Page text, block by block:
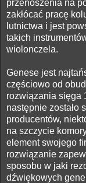
przenoszenia na
zakłócać pracę
lutnictwa i jest
takich
wiolonczela.
Genese jest
częściowo od
rozwiązania sięga
następnie zostało
producentów,
na szczycie
element swojego
rozwiązanie
sposobu w jaki
dźwiękowych